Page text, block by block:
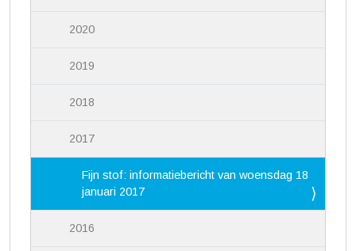
2020
2019
2018
2017
Fijn stof: informatiebericht van woensdag 18
januari 2017
2016